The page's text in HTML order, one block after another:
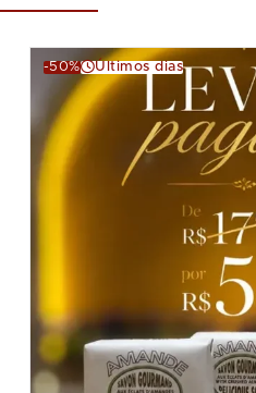
-50% Últimos dias